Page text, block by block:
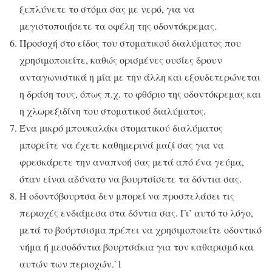
ξεπλύνετε το στόμα σας με νερό, για να
μεγιστοποιήσετε τα οφέλη της οδοντόκρεμας.
Προσοχή στο είδος του στοματικού διαλύματος που
χρησιμοποιείτε, καθώς ορισμένες ουσίες δρουν
ανταγωνιστικά η μία με την άλλη και εξουδετερώνεται
η δράση τους, όπως π.χ. το φθόριο της οδοντόκρεμας και
η χλωρεξιδίνη του στοματικού διαλύματος.
Ένα μικρό μπουκαλάκι στοματικού διαλύματος
μπορείτε να έχετε καθημερινά μαζί σας για να
φρεσκάρετε την αναπνοή σας μετά από ένα γεύμα,
όταν είναι αδύνατο να βουρτσίσετε τα δόντια σας.
Η οδοντόβουρτσα δεν μπορεί να προσπελάσει τις
περιοχές ενδιάμεσα στα δόντια σας. Γι’ αυτό το λόγο,
μετά το βούρτσισμα πρέπει να χρησιμοποιείτε οδοντικό
νήμα ή μεσοδόντια βουρτσάκια για τον καθαρισμό και
αυτών των περιοχών.`1